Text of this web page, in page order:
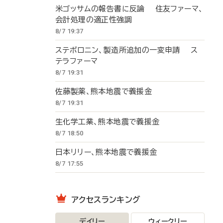
米ゴッサムの報告書に反論 住友ファーマ、
会計処理の適正性強調
8/7 19:37
ステボロニン、製造所追加の一変申請 ス
テラファーマ
8/7 19:31
佐藤製薬、熊本地震で義援金
8/7 19:31
生化学工業、熊本地震で義援金
8/7 18:50
日本リリー、熊本地震で義援金
8/7 17:55
アクセスランキング
デイリー ウィークリー